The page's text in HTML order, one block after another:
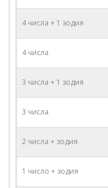
4 числа + 1 зодия
4 числа
3 числа + 1 зодия
3 числа
2 числа + зодия
1 число + зодия